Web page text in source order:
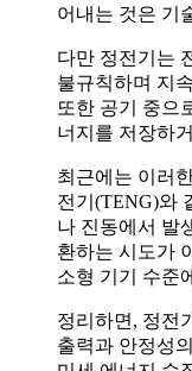
어내는 것은 기
다만 정전기는
불규칙하며 지
또한 공기 중으
너지를 저장하
최근에는 이러
전기(TENG)와
나 진동에서 발
환하는 시도가
소형 기기 수준
정리하면, 정전
출력과 안정성